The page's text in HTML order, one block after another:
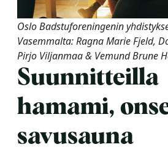
Oslo Badstuforeningenin
Vasemmalta: Ragna Marie Fjeld,
Pirjo Viljanmaa & Vemund Brune
Suunnitteilla
hamami,
savusauna